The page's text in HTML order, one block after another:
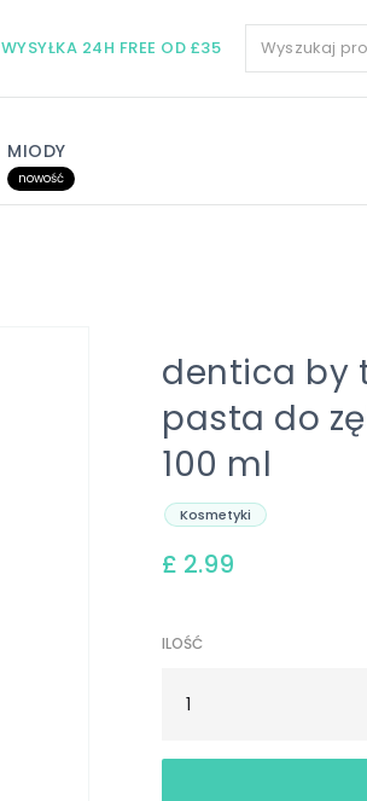
WYSYŁKA 24H FREE OD £35
MIODY
nowość
dentica by
pasta do
100 ml
Kosmetyki
£ 2.99
ILOŚĆ